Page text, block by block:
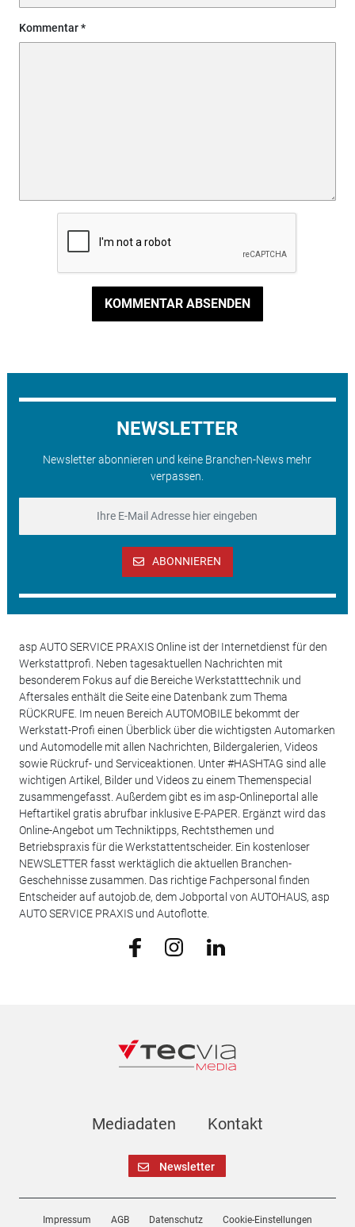
Kommentar
KOMMENTAR ABSENDEN
NEWSLETTER
Newsletter abonnieren und keine Branchen-News mehr
verpassen.
ABONNIEREN
asp AUTO SERVICE PRAXIS Online ist der Internetdienst für den
Werkstattprofi. Neben tagesaktuellen Nachrichten mit
besonderem Fokus auf die Bereiche Werkstatttechnik und
Aftersales enthält die Seite eine Datenbank zum Thema
RÜCKRUFE. Im neuen Bereich AUTOMOBILE bekommt der
Werkstatt-Profi einen Überblick über die wichtigsten Automarken
und Automodelle mit allen Nachrichten, Bildergalerien, Videos
sowie Rückruf- und Serviceaktionen. Unter #HASHTAG sind alle
wichtigen Artikel, Bilder und Videos zu einem Themenspecial
zusammengefasst. Außerdem gibt es im asp-Onlineportal alle
Heftartikel gratis abrufbar inklusive E-PAPER. Ergänzt wird das
Online-Angebot um Techniktipps, Rechtsthemen und
Betriebspraxis für die Werkstattentscheider. Ein kostenloser
NEWSLETTER fasst werktäglich die aktuellen Branchen-
Geschehnisse zusammen. Das richtige Fachpersonal finden
Entscheider auf autojob.de, dem Jobportal von AUTOHAUS, asp
AUTO SERVICE PRAXIS und Autoflotte.
Mediadaten Kontakt
Newsletter
Impressum AGB Datenschutz Cookie-Einstellungen